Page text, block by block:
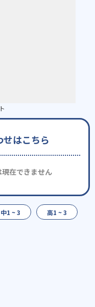
はこちら
在できません
中1 ~ 3 高1 ~ 3